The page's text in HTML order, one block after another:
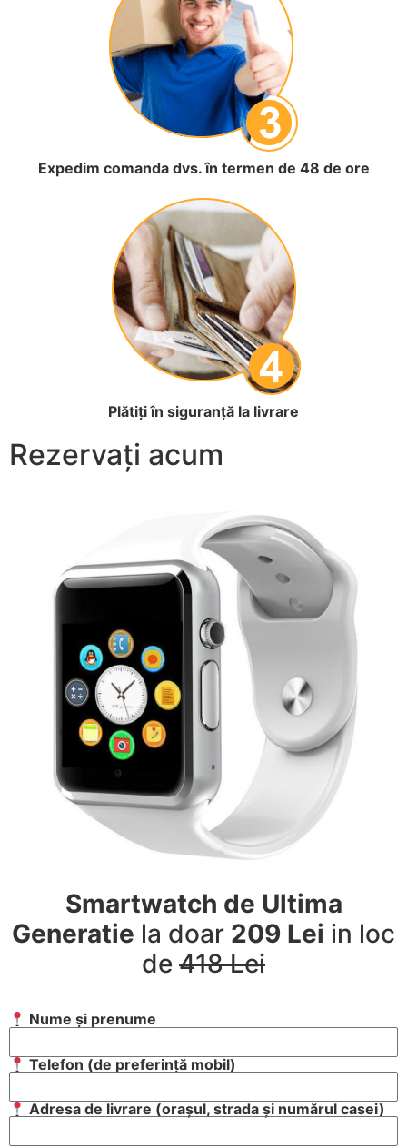
Expedim comanda dvs. în termen de 48 de ore
Plătiți în siguranță la livrare
Rezervați acum
Smartwatch de Ultima
Generatie la doar 209 Lei in loc
de 418 Lei
Nume și prenume
Telefon (de preferință mobil)
Adresa de livrare (orașul, strada și numărul casei)